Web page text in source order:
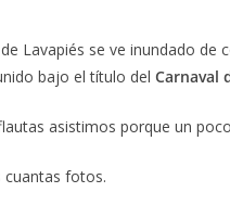
Lavapiés se ve inundado de
bajo el título del Carnaval
asistimos porque un
fotos.